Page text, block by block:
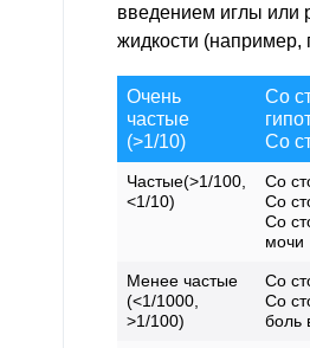
введением иглы или
жидкости (например,
Очень
частые
(>1/10)
Со
Со
Частые(>1/100,
<1/10)
Со
Со
Со
мочи
Менее частые
(<1/1000,
>1/100)
Со
Со
боль